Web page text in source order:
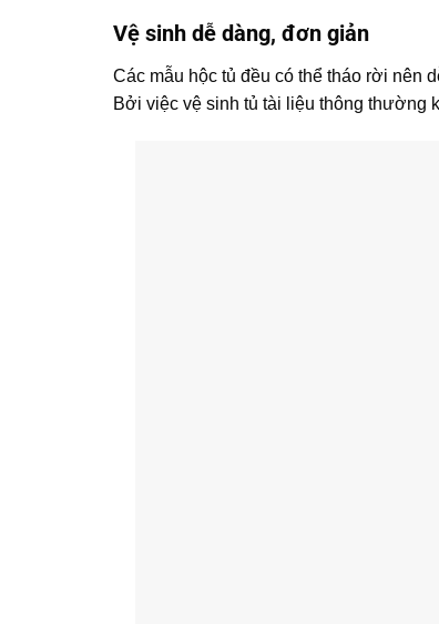
Vệ sinh dễ dàng, đơn giản
Các mẫu hộc tủ đều có thể tháo rời nên
Bởi việc vệ sinh tủ tài liệu thông thường